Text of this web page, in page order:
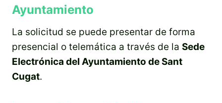
Ayuntamiento
La solicitud se puede presentar de forma
presencial o telemática a través de la Sede
Electrónica del Ayuntamiento de Sant
Cugat.